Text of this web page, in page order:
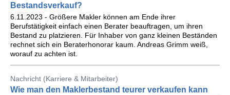
Bestandsverkauf?
6.11.2023 - Größere Makler können am Ende ihrer
Berufstätigkeit einfach einen Berater beauftragen, um ihren
Bestand zu platzieren. Für Inhaber von ganz kleinen Beständen
rechnet sich ein Beraterhonorar kaum. Andreas Grimm weiß,
worauf zu achten ist.
Nachricht (Karriere & Mitarbeiter)
Wie man den Maklerbestand teurer verkaufen kann